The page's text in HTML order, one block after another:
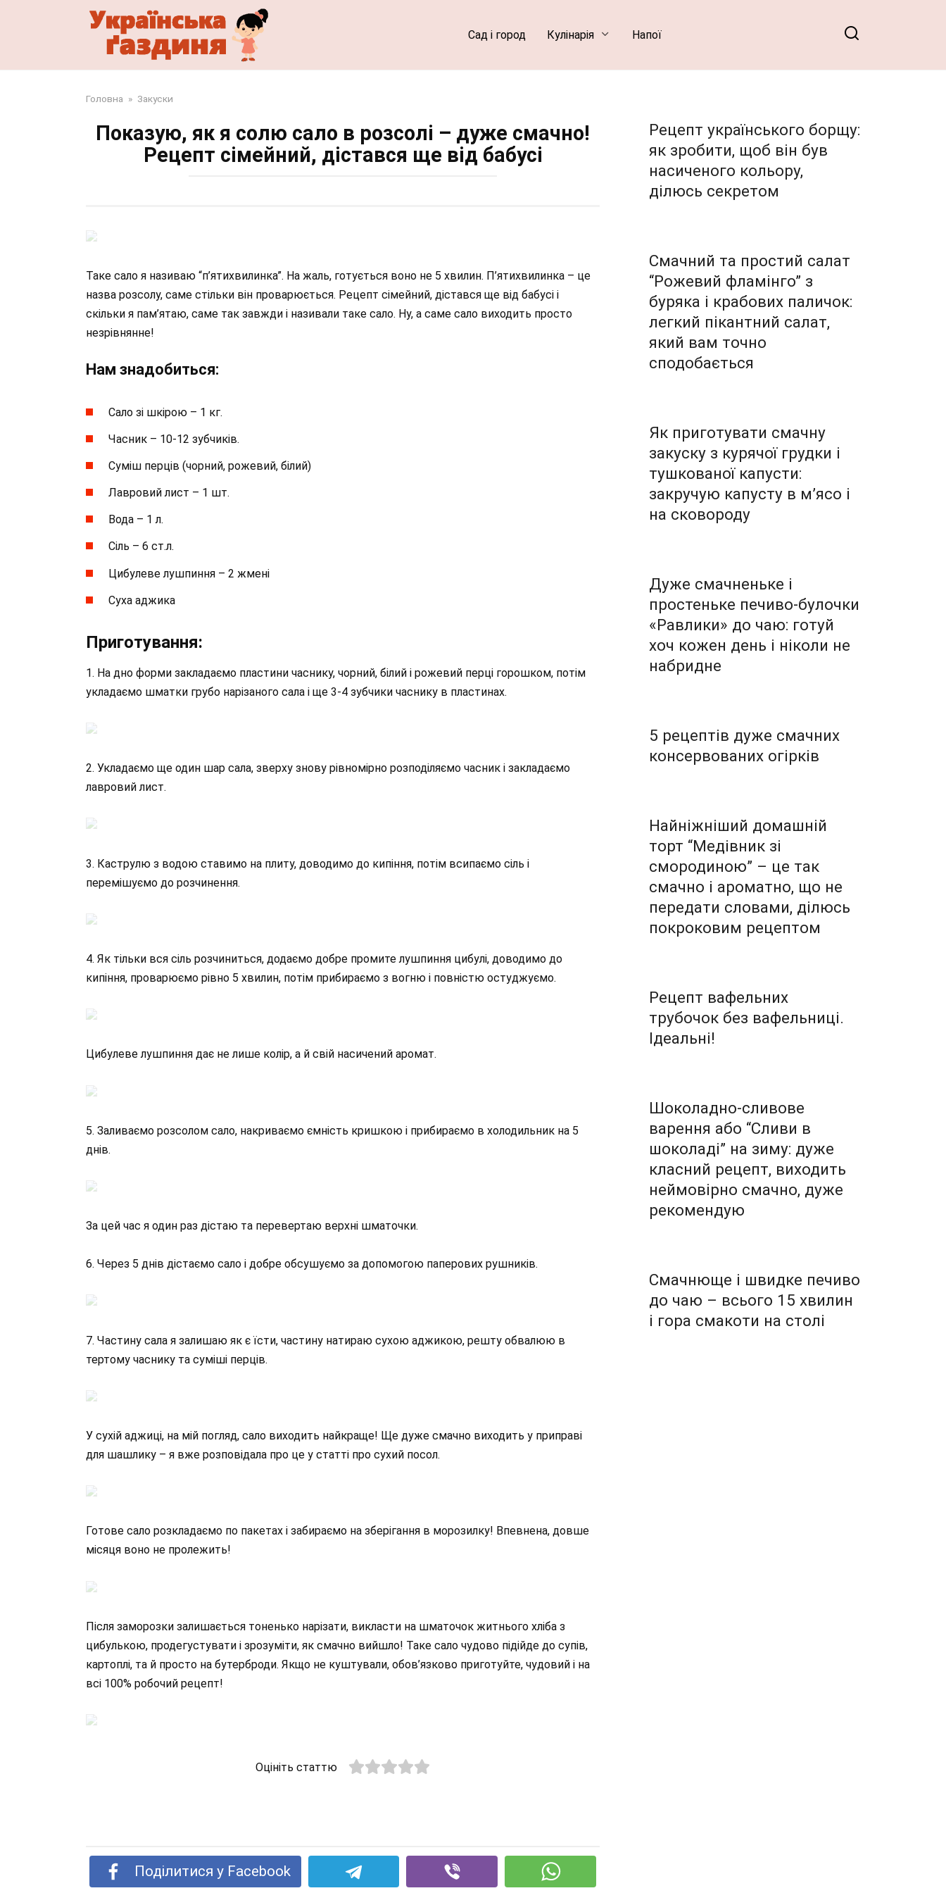
Сад і город Кулінарія Напої
Головна » Закуски
Показую, як я солю сало в розсолі – дуже смачно!
Рецепт сімейний, дістався ще від бабусі
Таке сало я називаю “п’ятихвилинка”. На жаль, готується воно не 5 хвилин. П’ятихвилинка – це
назва розсолу, саме стільки він проварюється. Рецепт сімейний, дістався ще від бабусі і
скільки я пам’ятаю, саме так завжди і називали таке сало. Ну, а саме сало виходить просто
незрівнянне!
Нам знадобиться:
Сало зі шкірою – 1 кг.
Часник – 10-12 зубчиків.
Суміш перців (чорний, рожевий, білий)
Лавровий лист – 1 шт.
Вода – 1 л.
Сіль – 6 ст.л.
Цибулеве лушпиння – 2 жмені
Суха аджика
Приготування:
1. На дно форми закладаємо пластини часнику, чорний, білий і рожевий перці горошком, потім
укладаємо шматки грубо нарізаного сала і ще 3-4 зубчики часнику в пластинах.
2. Укладаємо ще один шар сала, зверху знову рівномірно розподіляємо часник і закладаємо
лавровий лист.
3. Каструлю з водою ставимо на плиту, доводимо до кипіння, потім всипаємо сіль і
перемішуємо до розчинення.
4. Як тільки вся сіль розчиниться, додаємо добре промите лушпиння цибулі, доводимо до
кипіння, проварюємо рівно 5 хвилин, потім прибираємо з вогню і повністю остуджуємо.
Цибулеве лушпиння дає не лише колір, а й свій насичений аромат.
5. Заливаємо розсолом сало, накриваємо ємність кришкою і прибираємо в холодильник на 5
днів.
За цей час я один раз дістаю та перевертаю верхні шматочки.
6. Через 5 днів дістаємо сало і добре обсушуємо за допомогою паперових рушників.
7. Частину сала я залишаю як є їсти, частину натираю сухою аджикою, решту обвалюю в
тертому часнику та суміші перців.
У сухій аджиці, на мій погляд, сало виходить найкраще! Ще дуже смачно виходить у приправі
для шашлику – я вже розповідала про це у статті про сухий посол.
Готове сало розкладаємо по пакетах і забираємо на зберігання в морозилку! Впевнена, довше
місяця воно не пролежить!
Після заморозки залишається тоненько нарізати, викласти на шматочок житнього хліба з
цибулькою, продегустувати і зрозуміти, як смачно вийшло! Таке сало чудово підійде до супів,
картоплі, та й просто на бутерброди. Якщо не куштували, обов’язково приготуйте, чудовий і на
всі 100% робочий рецепт!
Оцініть статтю
Поділитися у Facebook
Рецепт українського борщу:
як зробити, щоб він був
насиченого кольору,
ділюсь секретом
Смачний та простий салат
“Рожевий фламінго” з
буряка і крабових паличок:
легкий пікантний салат,
який вам точно
сподобається
Як приготувати смачну
закуску з курячої грудки і
тушкованої капусти:
закручую капусту в м’ясо і
на сковороду
Дуже смачненьке і
простеньке печиво-булочки
«Равлики» до чаю: готуй
хоч кожен день і ніколи не
набридне
5 рецептів дуже смачних
консервованих огірків
Найніжніший домашній
торт “Медівник зі
смородиною” – це так
смачно і ароматно, що не
передати словами, ділюсь
покроковим рецептом
Рецепт вафельних
трубочок без вафельниці.
Ідеальні!
Шоколадно-сливове
варення або “Сливи в
шоколаді” на зиму: дуже
класний рецепт, виходить
неймовірно смачно, дуже
рекомендую
Смачнюще і швидке печиво
до чаю – всього 15 хвилин
і гора смакоти на столі